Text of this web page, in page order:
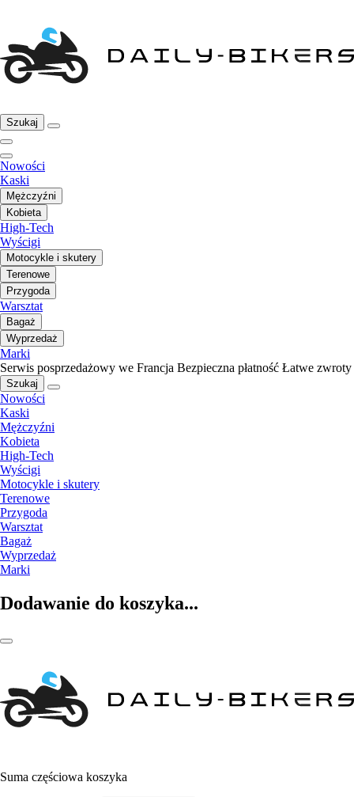
Szukaj
Nowości
Kaski
Mężczyźni
Kobieta
High-Tech
Wyścigi
Motocykle i skutery
Terenowe
Przygoda
Warsztat
Bagaż
Wyprzedaż
Marki
Serwis posprzedażowy we Francja Bezpieczna płatność Łatwe zwroty
Szukaj
Nowości
Kaski
Mężczyźni
Kobieta
High-Tech
Wyścigi
Motocykle i skutery
Terenowe
Przygoda
Warsztat
Bagaż
Wyprzedaż
Marki
Dodawanie do koszyka...
Suma częściowa koszyka